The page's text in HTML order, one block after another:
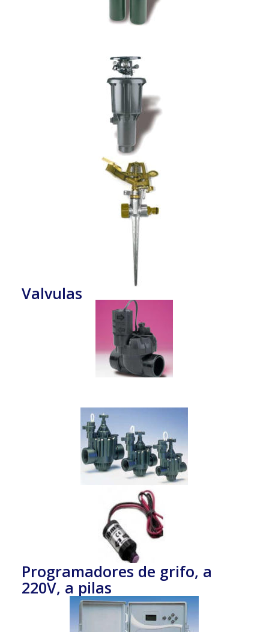
Valvulas
Programadores de grifo, a
220V, a pilas